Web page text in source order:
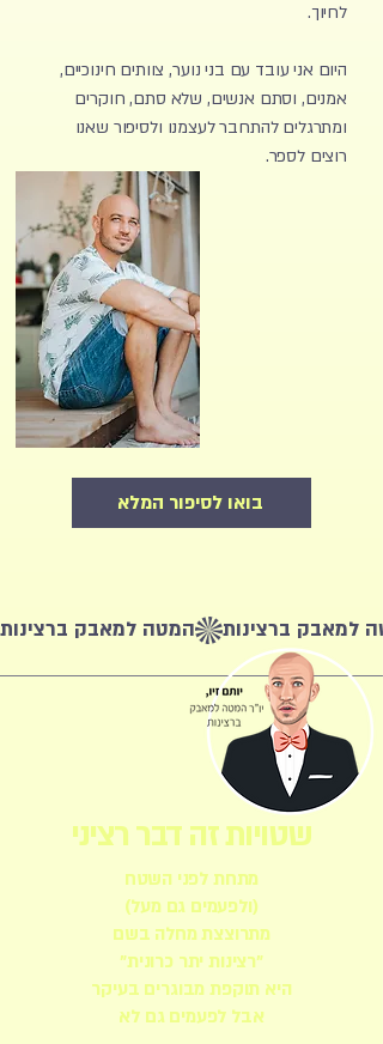
לחיוך.
היום אני עובד עם בני נוער, צוותים חינוכיים,
אמנים, וסתם אנשים, שלא סתם, חוקרים
ומתרגלים להתחבר לעצמנו ולסיפור שאנו
רוצים לספר.
בואו לסיפור המלא
המטה למאבק ברצינות
שטויות זה דבר רציני
מתחת לפני השטח
(ולפעמים גם מעל)
מתרוצצת מחלה בשם
"רצינות יתר כרונית"
היא תוקפת מבוגרים בעיקר
אבל לפעמים גם לא